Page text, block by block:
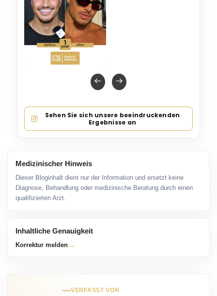
Sehen Sie sich unsere beeindruckenden
Ergebnisse an
Medizinischer Hinweis
Dieser Bloginhalt dient nur der Information und ersetzt keine
Diagnose, Behandlung oder medizinische Beratung durch einen
qualifizierten Arzt.
Inhaltliche Genauigkeit
Korrektur melden →
VERFASST VON